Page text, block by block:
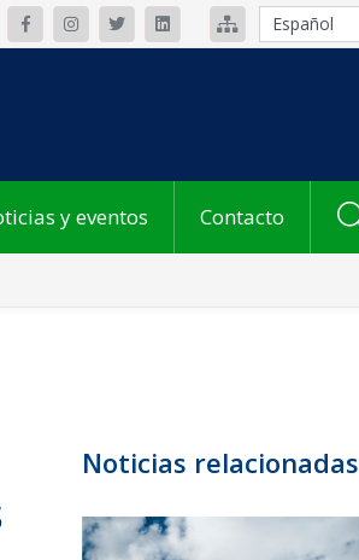
Español
y eventos Contacto
Noticias relacionadas